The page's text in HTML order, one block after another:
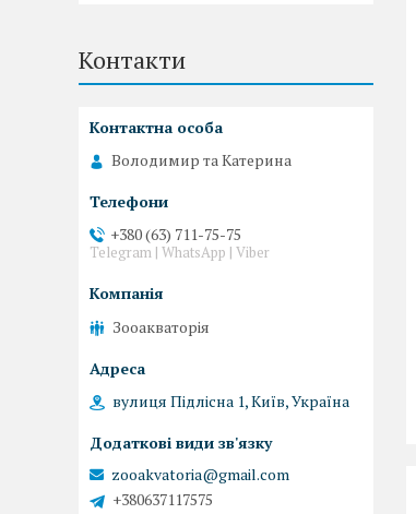
Контакти
Володимир та Катерина
+380 (63) 711-75-75
Telegram | WhatsApp | Viber
Зооакваторія
вулиця Підлісна 1, Київ, Україна
zooakvatoria@gmail.com
+380637117575